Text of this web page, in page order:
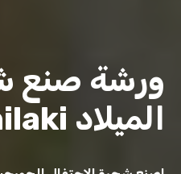
ورشة صنع
الميلاد Chichilaki